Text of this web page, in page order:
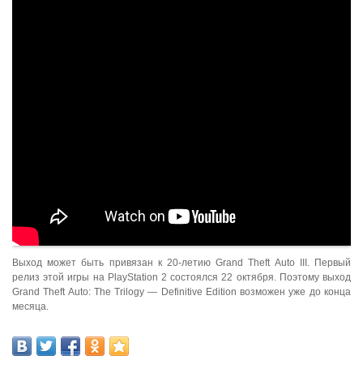
Выход может быть привязан к 20-летию Grand Theft Auto III. Первый
релиз этой игры на PlayStation 2 состоялся 22 октября. Поэтому выход
Grand Theft Auto: The Trilogy — Definitive Edition возможен уже до конца
месяца.